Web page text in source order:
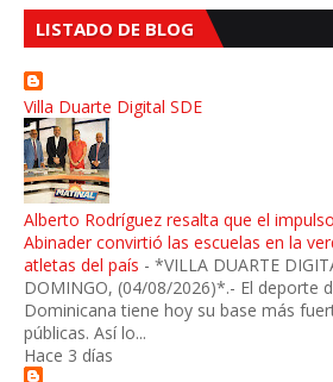
LISTADO DE BLOG
Villa Duarte Digital SDE
Alberto Rodríguez resalta que el
Abinader convirtió las escuelas en la
atletas del país - *VILLA DUARTE
DOMINGO, (04/08/2026)*.- El deporte
Dominicana tiene hoy su base más
públicas. Así lo...
Hace 3 días